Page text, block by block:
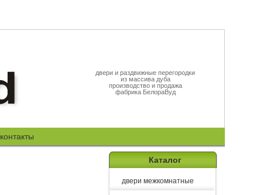
двери и раздвижные перегородки
из массива дуба
производство и продажа
фабрика БелораВуд
контакты
Каталог
двери межкомнатные